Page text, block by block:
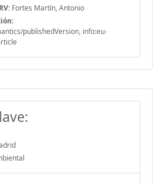
Fortes Martín, Antonio
publishedVersion, info:eu-